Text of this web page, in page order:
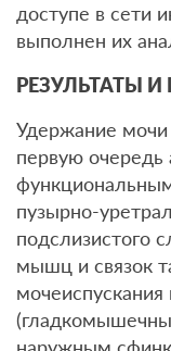
доступе в сети
выполнен их
РЕЗУЛЬТАТЫ
Удержание
первую очередь
пузырно-
подслизистого
мышц и связок